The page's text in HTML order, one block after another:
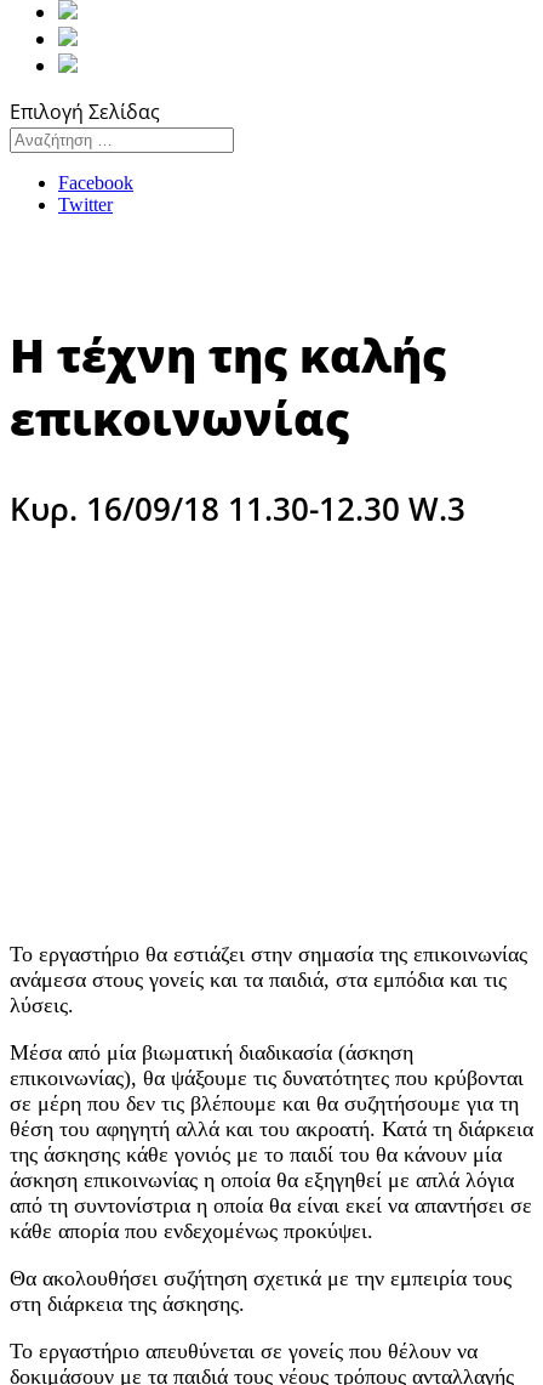
Επιλογή Σελίδας
Facebook
Twitter
Η τέχνη της καλής
επικοινωνίας
Κυρ. 16/09/18 11.30-12.30 W.3
Το εργαστήριο θα εστιάζει στην σημασία της επικοινωνίας
ανάμεσα στους γονείς και τα παιδιά, στα εμπόδια και τις
λύσεις.
Μέσα από μία βιωματική διαδικασία (άσκηση
επικοινωνίας), θα ψάξουμε τις δυνατότητες που κρύβονται
σε μέρη που δεν τις βλέπουμε και θα συζητήσουμε για τη
θέση του αφηγητή αλλά και του ακροατή. Κατά τη διάρκεια
της άσκησης κάθε γονιός με το παιδί του θα κάνουν μία
άσκηση επικοινωνίας η οποία θα εξηγηθεί με απλά λόγια
από τη συντονίστρια η οποία θα είναι εκεί να απαντήσει σε
κάθε απορία που ενδεχομένως προκύψει.
Θα ακολουθήσει συζήτηση σχετικά με την εμπειρία τους
στη διάρκεια της άσκησης.
Το εργαστήριο απευθύνεται σε γονείς που θέλουν να
δοκιμάσουν με τα παιδιά τους νέους τρόπους ανταλλαγής